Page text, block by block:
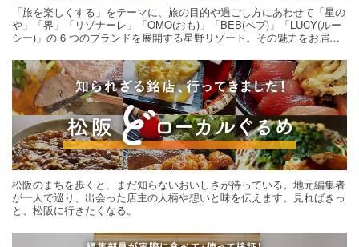
「旅を楽しくする」をテーマに、旅の目的や過ごし方にあわせて「星の
や」「界」「リゾナーレ」「OMO(おも)」「BEB(ベブ)」「LUCY(ルー
シー)」の 6 つのブランドを展開する星野リゾート。その魅力をお届け
松阪のまちを歩くと、まだ知らないおいしさが待っている。地元編集者
が一人で巡り、出会った店主の人柄や想いと味を伝えます。見ればきっ
と、松阪に行きたくなる。